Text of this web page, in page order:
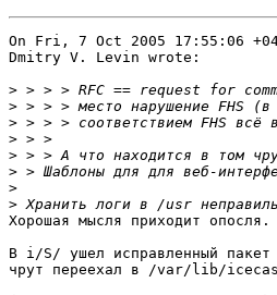
On Fri, 7 Oct 2005 17:55:06
Dmitry V. Levin wrote:
>
>
>
>
>
>
>
>
Хорошая мысля приходит опосля.
В i/S/ ушел исправленный
чрут переехал в /var/lib/